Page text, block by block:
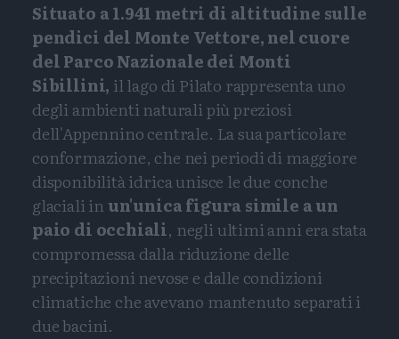
Situato a 1.941 metri di altitudine sulle
pendici del Monte Vettore, nel cuore
del Parco Nazionale dei Monti
Sibillini, il lago di Pilato rappresenta uno
degli ambienti naturali più preziosi
dell'Appennino centrale. La sua particolare
conformazione, che nei periodi di maggiore
disponibilità idrica unisce le due conche
glaciali in un'unica figura simile a un
paio di occhiali, negli ultimi anni era stata
compromessa dalla riduzione delle
precipitazioni nevose e dalle condizioni
climatiche che avevano mantenuto separati i
due bacini.